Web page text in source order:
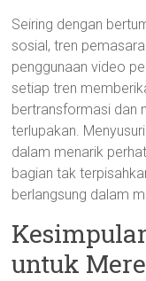
Seiring dengan
sosial, tren
penggunaan video
setiap tren
bertransformasi dan
terlupakan.
dalam menarik
bagian tak
berlangsung dalam
untuk